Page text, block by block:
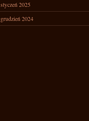
styczeń 2025
grudzień 2024